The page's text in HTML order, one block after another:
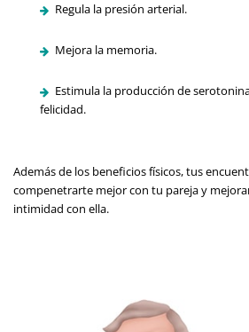
Regula la presión arterial.
Mejora la memoria.
Estimula la producción de
felicidad.
Además de los beneficios físicos, tus
compenetrarte mejor con tu pareja y
intimidad con ella.